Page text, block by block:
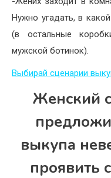
Нужно угадать, в
(в остальные
мужской ботинок).
Выбирай сценарии
Женский
выкупа
проявить